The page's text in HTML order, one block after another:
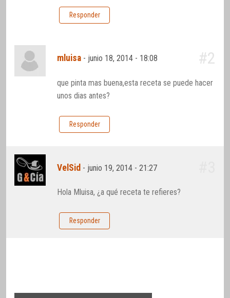
Responder
mluisa - junio 18, 2014 - 18:08 #2
que pinta mas buena,esta receta se puede hacer
unos dias antes?
Responder
VelSid - junio 19, 2014 - 21:27
Hola Mluisa, ¿a qué receta te refieres?
Responder